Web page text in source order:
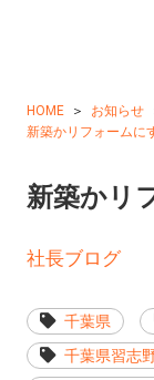
HOME お知らせ
新築かリフォームに
新築かリ
社長ブログ
千葉県
千葉県習志